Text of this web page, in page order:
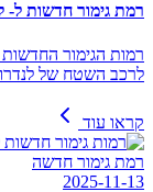
רמת גימור חדשות ל-
לרכב השטח של לנדרובר:
קראו עוד
רמת גימור חדשה
2025-11-13